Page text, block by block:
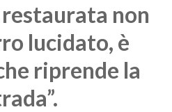
non
lucidato, è
riprende la